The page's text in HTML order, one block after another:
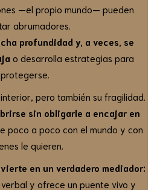
—el propio mundo— pueden
abrumadores.
profundidad y, a veces, se
o desarrolla estrategias para
protegerse.
pero también su fragilidad.
sin obligarle a encajar en
poco a poco con el mundo y con
le quieren.
en un verdadero mediador:
y ofrece un puente vivo y